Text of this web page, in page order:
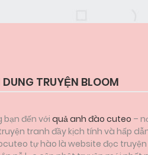
DUNG TRUYỆN BLOOM
đến với quả anh đào cuteo –
tranh đầy kịch tính và hấp
tự hào là website đọc truyện